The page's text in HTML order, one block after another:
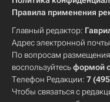
Правила применения
Главный редактор:
Адрес электронной
По вопросам
воспользуйтесьформой
Телефон Редакции: 7
Чтобы связаться с